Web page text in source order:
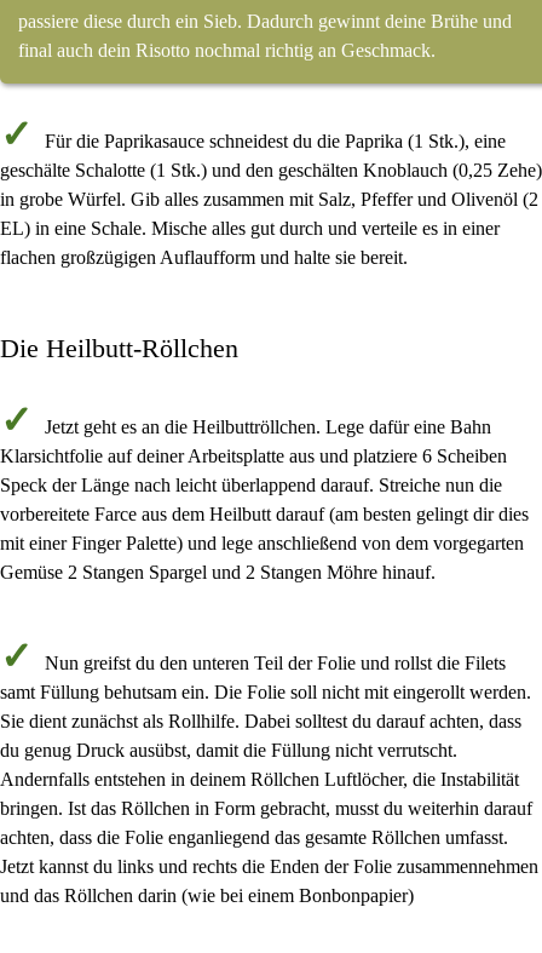
passiere diese durch ein Sieb. Dadurch gewinnt deine Brühe und
final auch dein Risotto nochmal richtig an Geschmack.
Für die Paprikasauce schneidest du die Paprika (1 Stk.), eine
geschälte Schalotte (1 Stk.) und den geschälten Knoblauch (0,25 Zehe)
in grobe Würfel. Gib alles zusammen mit Salz, Pfeffer und Olivenöl (2
EL) in eine Schale. Mische alles gut durch und verteile es in einer
flachen großzügigen Auflaufform und halte sie bereit.
Die Heilbutt-Röllchen
Jetzt geht es an die Heilbuttröllchen. Lege dafüreine Bahn
Klarsichtfolie auf deiner Arbeitsplatte aus und platziere 6 Scheiben
Speck der Länge nach leicht überlappend darauf. Streiche nun die
vorbereitete Farce aus dem Heilbutt darauf (am besten gelingt dir dies
mit einer Finger Palette) und lege anschließend von dem vorgegarten
Gemüse 2 Stangen Spargel und 2 Stangen Möhre hinauf.
Nun greifst du den unteren Teil der Folie und rollst die Filets
samt Füllung behutsam ein. Die Folie soll nicht mit eingerollt werden.
Sie dient zunächst als Rollhilfe. Dabei solltest du darauf achten, dass
du genug Druck ausübst, damit die Füllung nicht verrutscht.
Andernfalls entstehen in deinem Röllchen Luftlöcher, die Instabilität
bringen. Ist das Röllchen in Form gebracht, musst du weiterhin darauf
achten, dass die Folie enganliegend das gesamte Röllchen umfasst.
Jetzt kannst du links und rechts die Enden der Folie zusammennehmen
und das Röllchen darin (wie bei einem Bonbonpapier)